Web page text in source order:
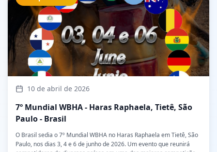
10 de abril de 2026
7º Mundial WBHA - Haras Raphaela, Tietê, São
Paulo - Brasil
O Brasil sedia o 7º Mundial WBHA no Haras Raphaela em Tietê, São
Paulo, nos dias 3, 4 e 6 de junho de 2026. Um evento que reunirá